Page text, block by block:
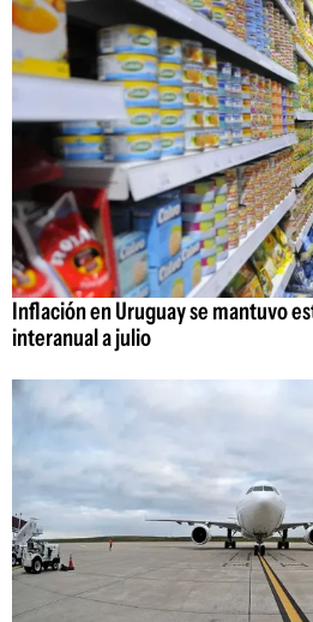
Inflación en Uruguay se mantuvo
interanual a julio